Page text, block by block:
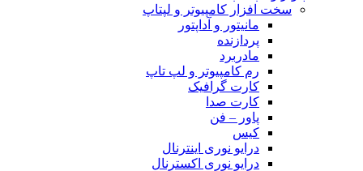
سخت افزار کامپیوتر و لپتاپ
مانیتور و آداپتور
پردازنده
مادربرد
رم کامپیوتر و لپ تاپ
کارت گرافیک
کارت صدا
پاور – فن
کیس
درایو نوری اینترنال
درایو نوری اکسترنال